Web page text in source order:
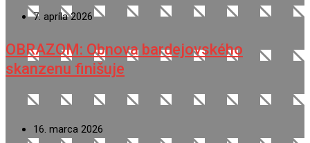
7. apríla 2026
OBRAZOM: Obnova bardejovského
skanzenu finišuje
16. marca 2026